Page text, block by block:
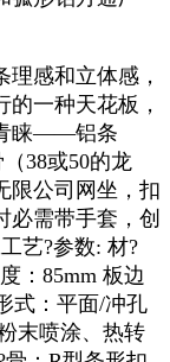
感和立体感，
一种天花板，
睐——铝条
38或50的龙
限公司网坐，扣
必需带手套，创
艺?参数: 材?
：85mm 板边
式：平面/冲孔
末喷涂、热转